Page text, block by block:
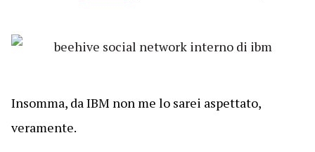
Insomma, da IBM non me lo sarei aspettato,
veramente.